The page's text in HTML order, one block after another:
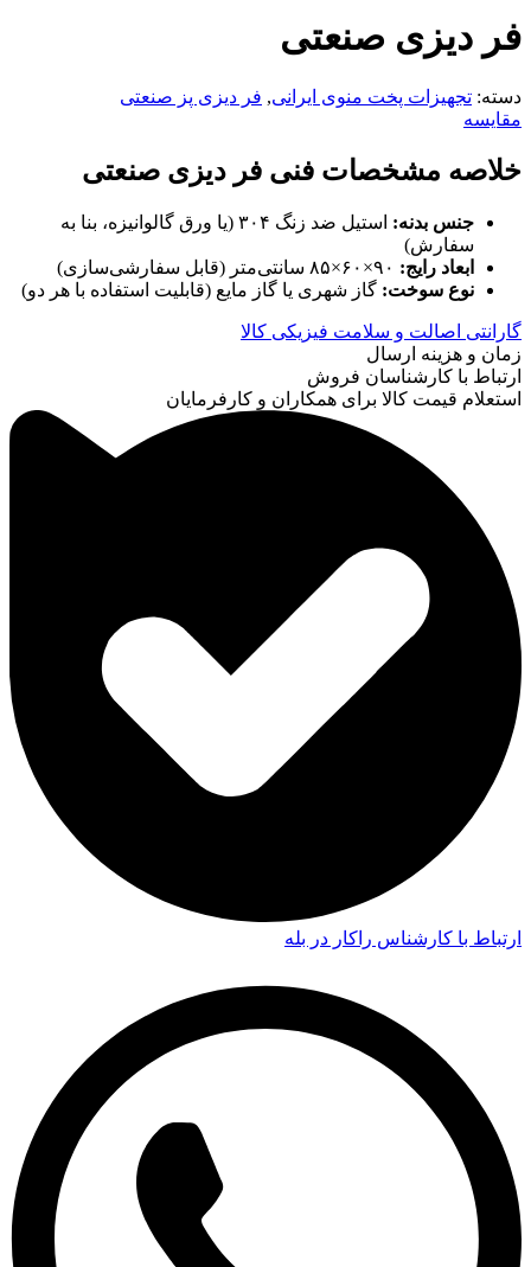
فر دیزی صنعتی
دسته: تجهیزات پخت منوی ایرانی, فر دیزی پز صنعتی
مقایسه
خلاصه مشخصات فنی فر دیزی صنعتی
جنس بدنه:
استیل ضد زنگ ۳۰۴ (یا ورق گالوانیزه، بنا به
سفارش)
ابعاد رایج:
نوع سوخت: گاز شهری یا گاز مایع (قابلیت استفاده با هر دو)
گارانتی اصالت و سلامت فیزیکی کالا
زمان و هزینه ارسال
ارتباط با کارشناسان فروش
استعلام قیمت کالا برای همکاران و کارفرمایان
ارتباط با کارشناس راکار در بله